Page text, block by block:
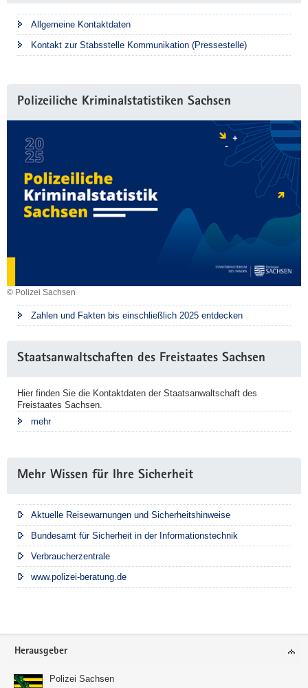
Allgemeine Kontaktdaten
Kontakt zur Stabsstelle Kommunikation (Pressestelle)
Polizeiliche Kriminalstatistiken Sachsen
© Polizei Sachsen
Zahlen und Fakten bis einschließlich 2025 entdecken
Staatsanwaltschaften des Freistaates Sachsen
Hier finden Sie die Kontaktdaten der Staatsanwaltschaft des
Freistaates Sachsen.
mehr
Mehr Wissen für Ihre Sicherheit
Aktuelle Reisewarnungen und Sicherheitshinweise
Bundesamt für Sicherheit in der Informationstechnik
Verbraucherzentrale
www.polizei-beratung.de
Footer-
Herausgeber
Polizei Sachsen